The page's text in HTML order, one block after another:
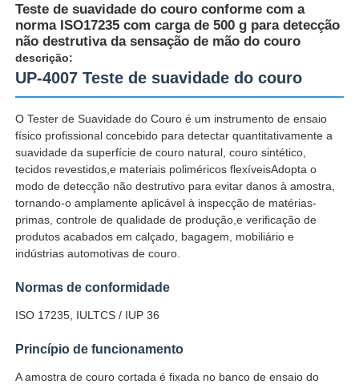
Casa
Produtos
Quem Somos
Fábrica
Teste de suavidade do couro conforme com a
norma ISO17235 com carga de 500 g para detecção
não destrutiva da sensação de mão do couro
descrição:
UP-4007 Teste de suavidade do couro
O Tester de Suavidade do Couro é um instrumento de ensaio
físico profissional concebido para detectar quantitativamente a
suavidade da superfície de couro natural, couro sintético,
tecidos revestidos,e materiais poliméricos flexíveisAdopta o
modo de detecção não destrutivo para evitar danos à amostra,
tornando-o amplamente aplicável à inspecção de matérias-
primas, controle de qualidade de produção,e verificação de
produtos acabados em calçado, bagagem, mobiliário e
indústrias automotivas de couro.
Normas de conformidade
ISO 17235, IULTCS / IUP 36
Princípio de funcionamento
A amostra de couro cortada é fixada no banco de ensaio do